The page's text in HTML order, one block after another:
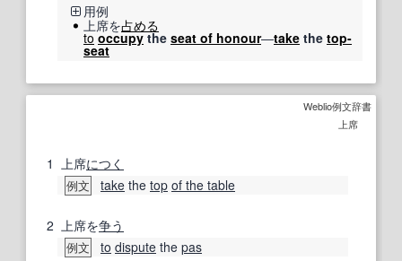
用例
上席を占める
to occupythe seat of honour―take the top-
seat
Weblio例文辞書
上席
1 上席につく
例文 take the top of the table
2 上席を争う
例文 to dispute the pas